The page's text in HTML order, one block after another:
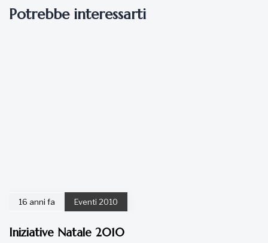
Potrebbe interessarti
16 anni fa Eventi 2010
Iniziative Natale 2010